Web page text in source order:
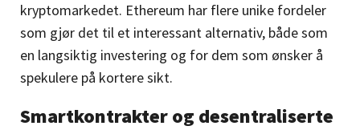
kryptomarkedet. Ethereum har flere unike fordeler
som gjør det til et interessant alternativ, både som
en langsiktig investering og for dem som ønsker å
spekulere på kortere sikt.
Smartkontrakter og desentraliserte